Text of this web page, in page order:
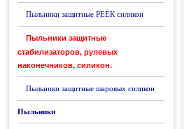
Пыльники защитные РЕЕК силикон
Пыльники защитные
стабилизаторов, рулевых
наконечников, силикон.
Пыльники защитные шаровых силикон
Пыльники